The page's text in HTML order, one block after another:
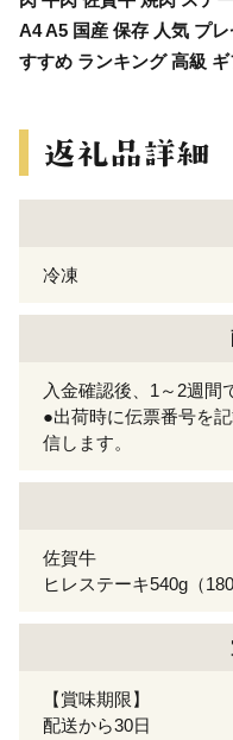
A4 A5 国産 保存 人気 プ
すすめ ランキング 高級
冷凍
入金確認後、1～2週間
●出荷時に伝票番号を
信します。
佐賀牛
ヒレステーキ540g（
【賞味期限】
配送から30日